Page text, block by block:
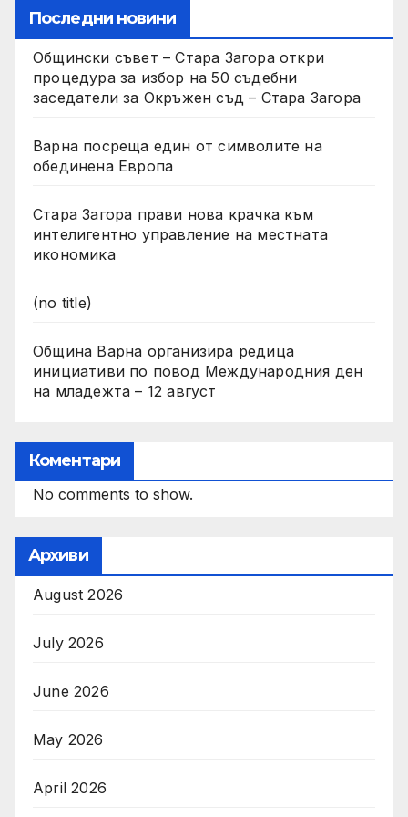
Последни новини
Общински съвет – Стара Загора откри
процедура за избор на 50 съдебни
заседатели за Окръжен съд – Стара Загора
Варна посреща един от символите на
обединена Европа
Стара Загора прави нова крачка към
интелигентно управление на местната
икономика
(no title)
Община Варна организира редица
инициативи по повод Международния ден
на младежта – 12 август
Коментари
No comments to show.
Архиви
August 2026
July 2026
June 2026
May 2026
April 2026